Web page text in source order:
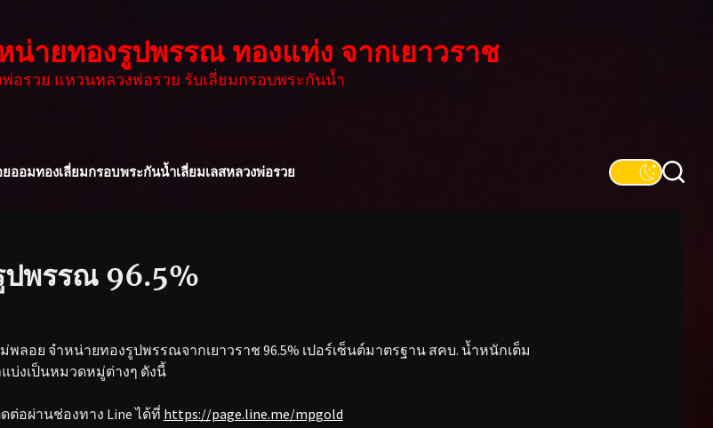
ายทองรูปพรรณ ทองแท่ง จากเยาวราช
พ่อรวย แหวนหลวงพ่อรวย รับเลี่ยมกรอบพระกันน้ำ
ออมทองเลี่ยมกรอบพระกันน้ำเลี่ยมเลสหลวงพ่อรวย
ปพรรณ 96.5%
พลอย จำหน่ายทองรูปพรรณจากเยาวราช 96.5% เปอร์เซ็นต์มาตรฐาน สคบ. น้ำหนักเต็ม
บ่งเป็นหมวดหมู่ต่างๆ ดังนี้
ต่อผ่านช่องทาง Line ได้ที่ https://page.line.me/mpgold